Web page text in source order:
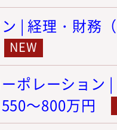
| 経理・財務
ポレーション
～800万円